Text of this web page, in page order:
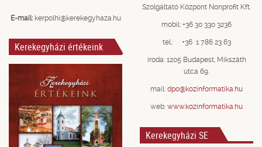
E-mail: kerpolhi@kerekegyhaza.hu
Kerekegyházi értékeink
Szolgáltató Központ Nonprofit Kft.
mobil: +36 30 330 3236
tel.: +36 1 786 23 63
iroda: 1205 Budapest, Mikszáth
utca 69.
mail: dpo@kozinformatika.hu
web: www.kozinformatika.hu
Kerekegyházi SE